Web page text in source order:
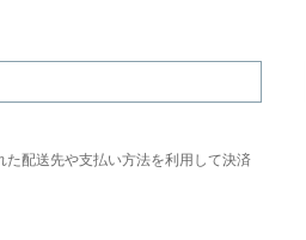
配送先や支払い方法を利用して決済